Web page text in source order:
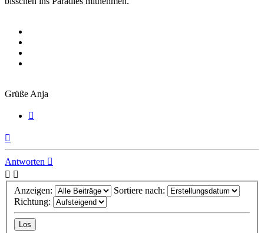
Grüße Anja
Antworten
Anzeigen:
Sortiere nach:
Richtung: